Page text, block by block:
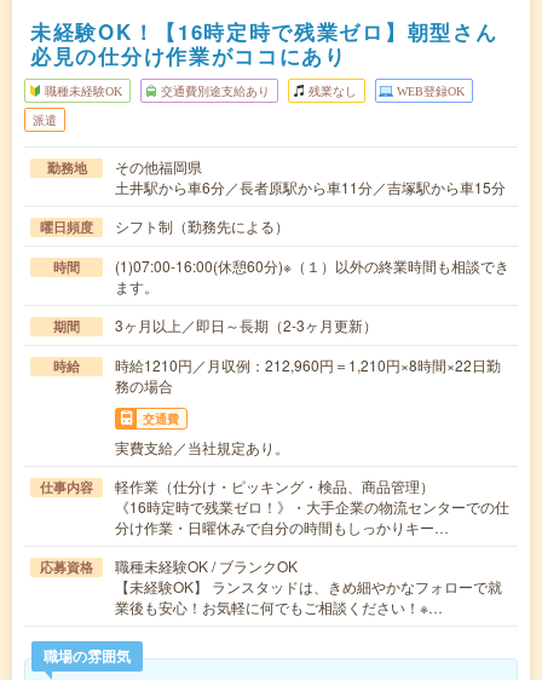
未経験OK！【16時定時で残業ゼロ】朝型さん
必見の仕分け作業がココにあり
職種未経験OK 交通費別途支給あり 残業なし WEB登録OK
派遣
勤務地
その他福岡県
土井駅から車6分／長者原駅から車11分／吉塚駅から車15分
曜日頻度 シフト制（勤務先による）
時間
(1)07:00-16:00(休憩60分)※（１）以外の終業時間も相談でき
ます。
期間 3ヶ月以上／即日～長期（2-3ヶ月更新）
時給
時給1210円／月収例：212,960円＝1,210円×8時間×22日勤
務の場合
交通費
実費支給／当社規定あり。
仕事内容
軽作業（仕分け・ピッキング・検品、商品管理）
《16時定時で残業ゼロ！》・大手企業の物流センターでの仕
分け作業・日曜休みで自分の時間もしっかりキー…
応募資格
職種未経験OK / ブランクOK
【未経験OK】 ランスタッドは、きめ細やかなフォローで就
業後も安心！お気軽に何でもご相談ください！※…
職場の雰囲気